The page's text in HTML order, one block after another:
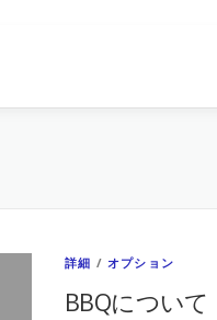
詳細 /オプション
BBQについて